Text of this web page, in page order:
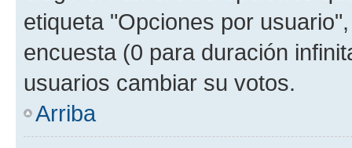
etiqueta "Opciones por
encuesta (0 para duración
usuarios cambiar su votos.
Arriba